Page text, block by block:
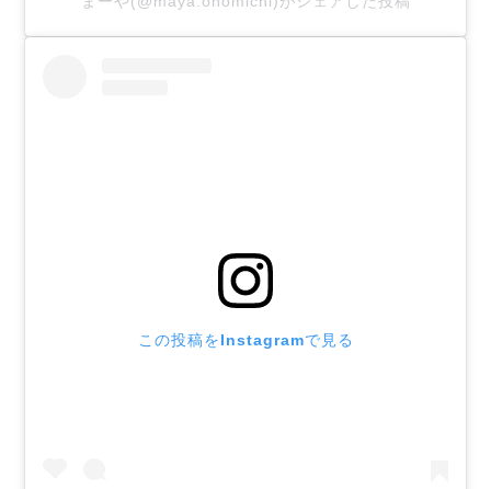
この投稿をInstagramで見る